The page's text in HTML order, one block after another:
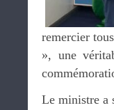
remercier
», une
Le ministre a